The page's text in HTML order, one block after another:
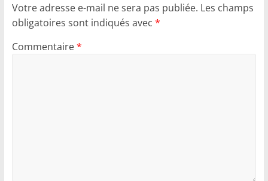
Votre adresse e-mail ne sera pas publiée. Les champs
obligatoires sont indiqués avec *
Commentaire*